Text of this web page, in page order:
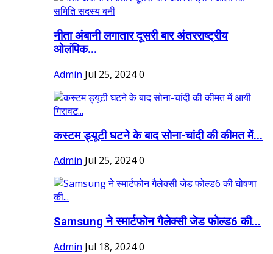
नीता अंबानी लगातार दूसरी बार अंतरराष्ट्रीय
ओलंपिक...
Admin Jul 25, 20240
कस्टम ड्यूटी घटने के बाद सोना-चांदी की कीमत में...
Admin Jul 25, 20240
Samsung ने स्मार्टफोन गैलेक्सी जेड फोल्ड6 की...
Admin Jul 18, 20240